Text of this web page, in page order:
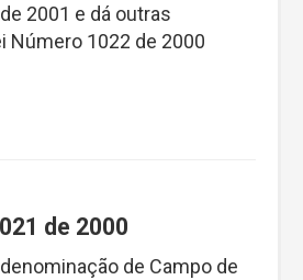
2001 e dá outras
Número 1022 de 2000
de 2000
de Campo de